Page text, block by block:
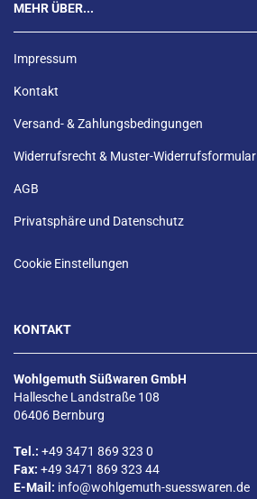
MEHR ÜBER...
Impressum
Kontakt
Versand- & Zahlungsbedingungen
Widerrufsrecht & Muster-Widerrufsformular
AGB
Privatsphäre und Datenschutz
Cookie Einstellungen
KONTAKT
Wohlgemuth Süßwaren GmbH
Hallesche Landstraße 108
06406 Bernburg
Tel.: +49 3471 869 323 0
Fax: +49 3471 869 323 44
E-Mail: info@wohlgemuth-suesswaren.de